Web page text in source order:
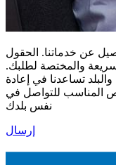
عن خدماتنا. الحقول
والمختصة لطلبك.
تساعدنا في إعادة
المناسب للتواصل في
نفس بلدك
إرسال